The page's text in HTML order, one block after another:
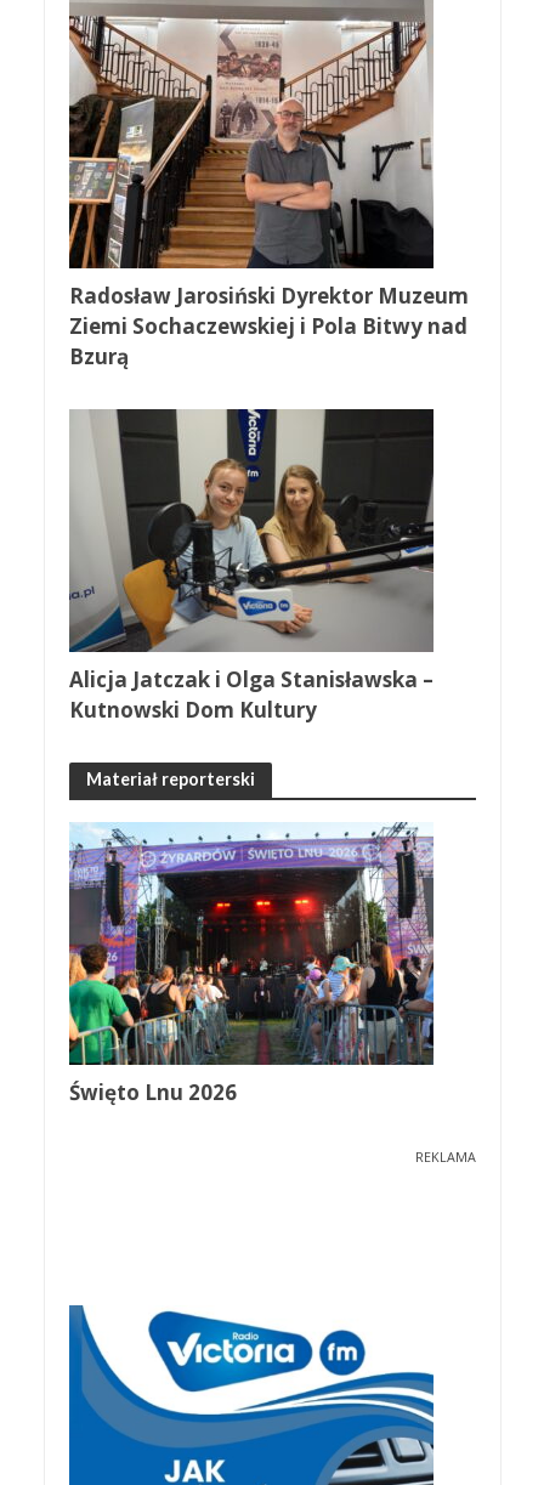
Radosław Jarosiński Dyrektor Muzeum
Ziemi Sochaczewskiej i Pola Bitwy nad
Bzurą
Alicja Jatczak i Olga Stanisławska –
Kutnowski Dom Kultury
Materiał reporterski
Święto Lnu 2026
REKLAMA